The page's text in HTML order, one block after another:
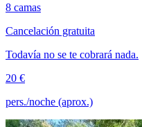
8 camas
Cancelación gratuita
Todavía no se te cobrará nada.
20 €
pers./noche (aprox.)